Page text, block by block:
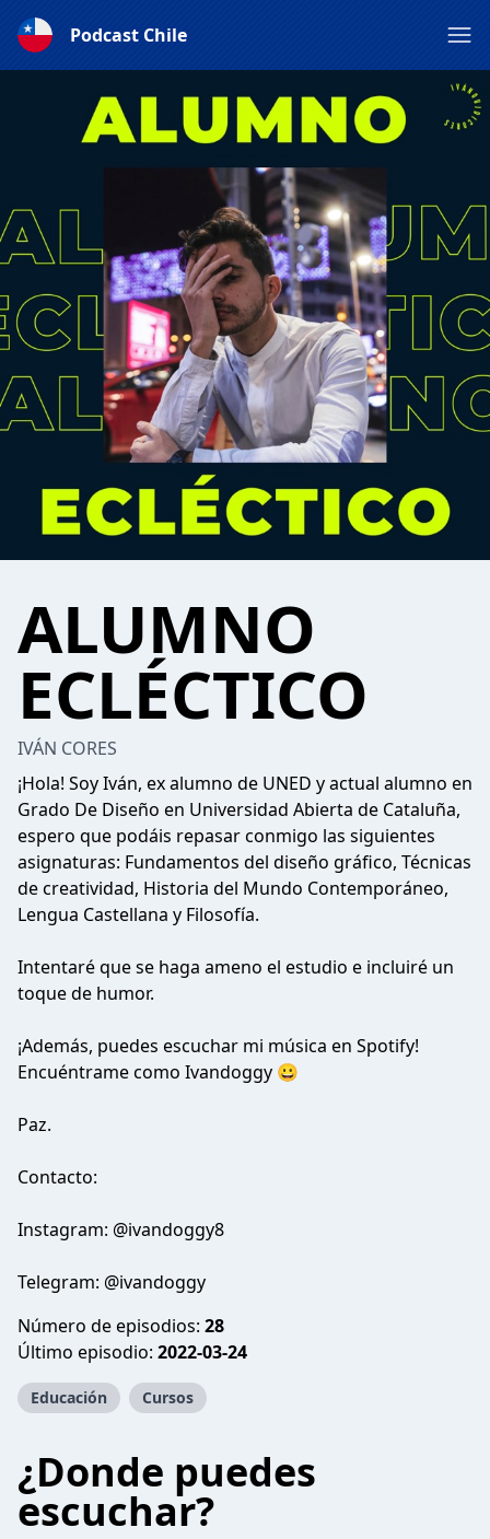
Podcast Chile
ALUMNO
ECLÉCTICO
IVÁN CORES
¡Hola! Soy Iván, ex alumno de UNED y actual alumno en
Grado De Diseño en Universidad Abierta de Cataluña,
espero que podáis repasar conmigo las siguientes
asignaturas: Fundamentos del diseño gráfico, Técnicas
de creatividad, Historia del Mundo Contemporáneo,
Lengua Castellana y Filosofía.
Intentaré que se haga ameno el estudio e incluiré un
toque de humor.
¡Además, puedes escuchar mi música en Spotify!
Encuéntrame como Ivandoggy 😀
Paz.
Contacto:
Instagram: @ivandoggy8
Telegram: @ivandoggy
Número de episodios: 28
Último episodio: 2022-03-24
Educación Cursos
¿Donde puedes
escuchar?